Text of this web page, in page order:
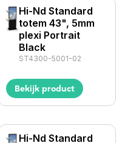
Hi-Nd Standard
totem 43", 5mm
plexi Portrait
Black
ST4300-5001-02
Bekijk product
Hi-Nd Standard